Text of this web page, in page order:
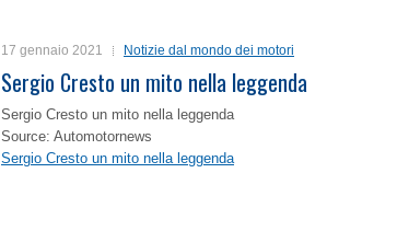
17 gennaio 2021 Notizie dal mondo dei motori
Sergio Cresto un mito nella leggenda
Sergio Cresto un mito nella leggenda
Source: Automotornews
Sergio Cresto un mito nella leggenda